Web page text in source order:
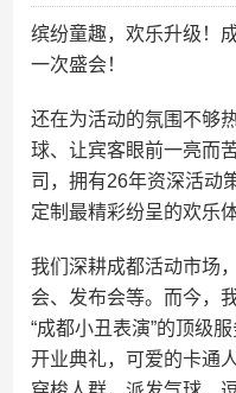
缤纷童趣，欢乐升级！
一次盛会！
还在为活动的氛围不够
球、让宾客眼前一亮而
司，拥有26年资深活动
定制最精彩纷呈的欢乐体
我们深耕成都活动市场
会、发布会等。而今，
“成都小丑表演”的顶级
开业典礼，可爱的卡通